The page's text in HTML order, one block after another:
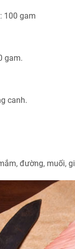
100 gam
gam.
canh.
đường, muối,